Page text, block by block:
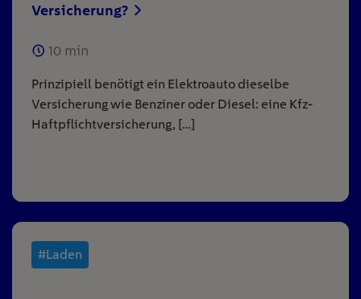
Versicherung?
10 min
Prinzipiell benötigt ein Elektroauto dieselbe
Versicherung wie Benziner oder Diesel: eine Kfz-
Haftpflichtversicherung, […]
#Laden